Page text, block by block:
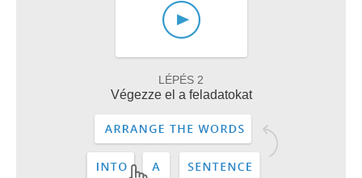
LÉPÉS 2
Végezze el a feladatokat